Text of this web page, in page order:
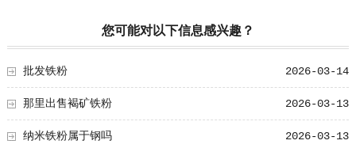
您可能对以下信息感兴趣？
2026-03-14
批发铁粉
2026-03-13
那里出售褐矿铁粉
2026-03-13
纳米铁粉属于钢吗